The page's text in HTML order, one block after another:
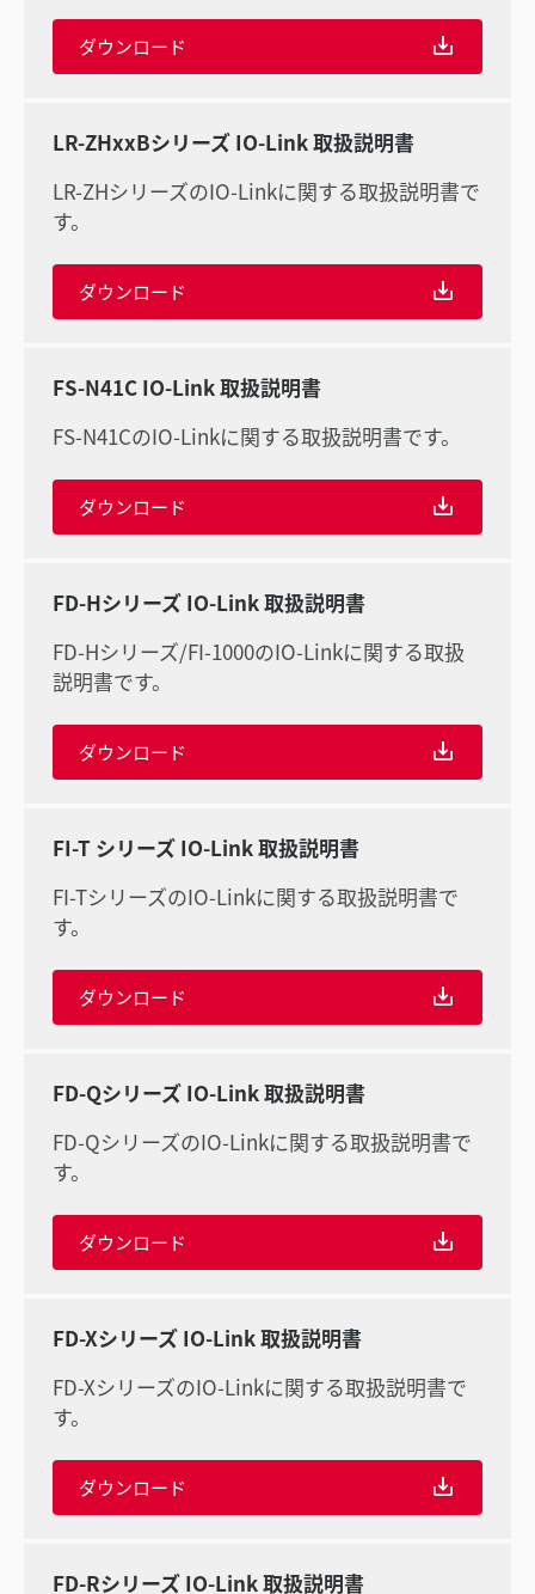
ダウンロード
LR-ZHxxBシリーズ IO-Link 取扱説明書
LR-ZHシリーズのIO-Linkに関する取扱説明書で
す。
ダウンロード
FS-N41C IO-Link 取扱説明書
FS-N41CのIO-Linkに関する取扱説明書です。
ダウンロード
FD-Hシリーズ IO-Link 取扱説明書
FD-Hシリーズ/FI-1000のIO-Linkに関する取扱
説明書です。
ダウンロード
FI-T シリーズ IO-Link 取扱説明書
FI-TシリーズのIO-Linkに関する取扱説明書で
す。
ダウンロード
FD-Qシリーズ IO-Link 取扱説明書
FD-QシリーズのIO-Linkに関する取扱説明書で
す。
ダウンロード
FD-Xシリーズ IO-Link 取扱説明書
FD-XシリーズのIO-Linkに関する取扱説明書で
す。
ダウンロード
FD-Rシリーズ IO-Link 取扱説明書